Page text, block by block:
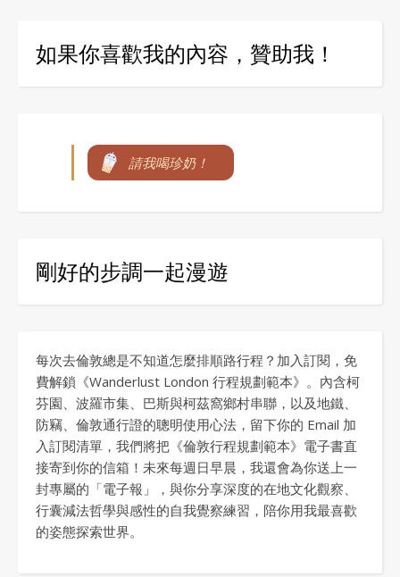
如果你喜歡我的內容，贊助我！
請我喝珍奶！
剛好的步調一起漫遊
每次去倫敦總是不知道怎麼排順路行程？加入訂閱，免
費解鎖《Wanderlust London 行程規劃範本》。內含柯
芬園、波羅市集、巴斯與柯茲窩鄉村串聯，以及地鐵、
防竊、倫敦通行證的聰明使用心法，留下你的 Email 加
入訂閱清單，我們將把《倫敦行程規劃範本》電子書直
接寄到你的信箱！未來每週日早晨，我還會為你送上一
封專屬的「電子報」，與你分享深度的在地文化觀察、
行囊減法哲學與感性的自我覺察練習，陪你用我最喜歡
的姿態探索世界。